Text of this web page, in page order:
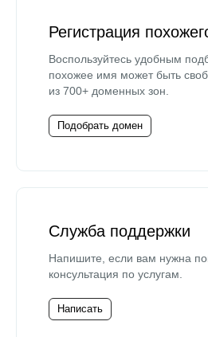
Регистрация
Воспользуйтесь удобным
похожее имя может быть
из 700+ доменных зон.
Подобрать домен
Служба поддержки
Напишите, если вам нужна
консультация по услугам.
Написать